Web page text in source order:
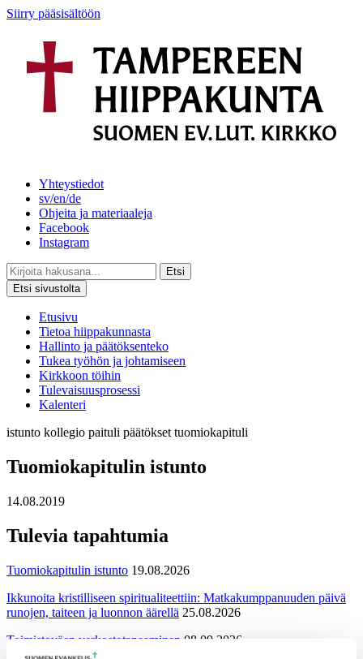
Siirry pääsisältöön
Yhteystiedot
sv/en/de
Ohjeita ja materiaaleja
Facebook
Instagram
Etsi
Etsi sivustolta
Etusivu
Tietoa hiippakunnasta
Hallinto ja päätöksenteko
Tukea työhön ja johtamiseen
Kirkkoon töihin
Tulevaisuusprosessi
Kalenteri
istunto kollegio paituli päätökset tuomiokapituli
Tuomiokapitulin istunto
14.08.2019
Tulevia tapahtumia
Tuomiokapitulin istunto 19.08.2026
Ikkunoita kristilliseen spiritualiteettiin: Matkakumppanuuden päivä
runojen, taiteen ja luonnon äärellä 25.08.2026
Toimistoväen verkostotapaaminen 08.09.2026